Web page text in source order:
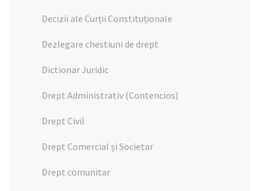
Decizii ale Curții Constituționale
Dezlegare chestiuni de drept
Dictionar Juridic
Drept Administrativ (Contencios)
Drept Civil
Drept Comercial și Societar
Drept comunitar